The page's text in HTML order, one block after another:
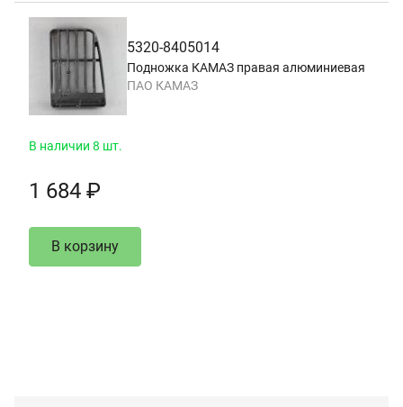
5320-8405014
Подножка КАМАЗ правая алюминиевая
ПАО КАМАЗ
В наличии 8 шт.
1 684 ₽
В корзину